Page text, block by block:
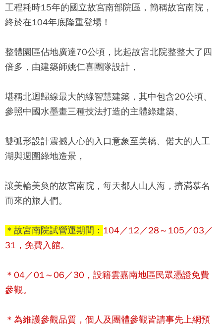
工程耗時15年的國立故宮南部院區 ，簡稱故宮南院 ，
終於在104年底隆重登場！
整體園區佔地廣達70公頃，比起故宮北院整整大了四
倍多，由建築師姚仁喜團隊設計，
堪稱北迴歸線最大的綠智慧建築，其中包含20公頃、
參照中國水墨畫三種技法打造的主體綠建築、
雙弧形設計震撼人心的入口意象至美橋、偌大的人工
湖與週圍綠地造景，
讓美輪美奐的故宮南院 ，每天都人山人海，擠滿慕名
而來的旅人們。
＊故宮南院試營運期間： 104／12／28～105／03／
31，免費入館。
＊04／01～06／30， 設籍雲嘉南地區民眾憑證免費
參觀。
＊為維護參觀品質，個人及團體參觀皆請事先上網預